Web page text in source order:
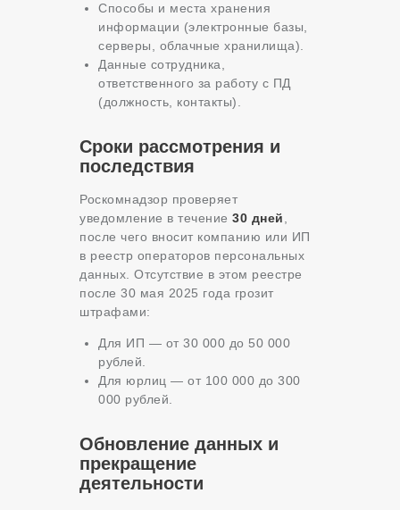
Способы и места хранения
информации (электронные базы,
серверы, облачные хранилища).
Данные сотрудника,
ответственного за работу с ПД
(должность, контакты).
Сроки рассмотрения и
последствия
Роскомнадзор проверяет
уведомление в течение 30 дней
после чего вносит компанию или ИП
в реестр операторов персональных
данных. Отсутствие в этом реестре
после 30 мая 2025 года грозит
штрафами:
Для ИП — от 30 000 до 50 000
рублей.
Для юрлиц — от 100 000 до 300
000 рублей.
Обновление данных и
прекращение
деятельности